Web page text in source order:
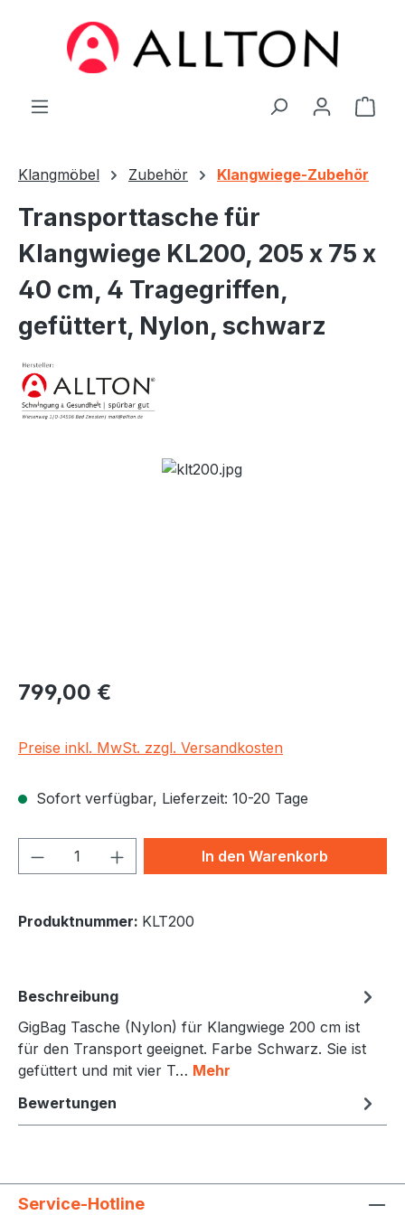
Zum Hauptinhalt springen
Klangmöbel Zubehör Klangwiege-Zubehör
Transporttasche für
Klangwiege KL200, 205 x 75 x
40 cm, 4 Tragegriffen,
gefüttert, Nylon, schwarz
Bildergalerie überspringen
Regulärer Preis:
799,00 €
Preise inkl. MwSt. zzgl. Versandkosten
Sofort verfügbar, Lieferzeit: 10-20 Tage
Produkt Anzahl: Gib denIn den Warenkorb
Produktnummer: KLT200
Beschreibung
GigBag Tasche (Nylon) für Klangwiege 200 cm ist
für den Transport geeignet. Farbe Schwarz. Sie ist
gefüttert und mit vier T… Mehr
Bewertungen
Service-Hotline